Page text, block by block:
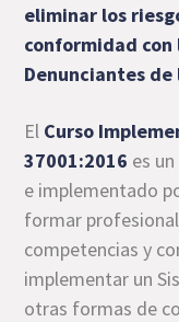
eliminar los
conformidad
Denunciantes de
El Curso
37001:2016 es
e implementado
formar
competencias y
implementar un
otras formas de